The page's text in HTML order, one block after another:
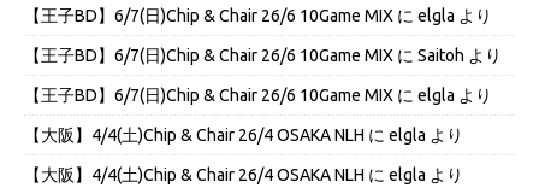
【王子BD】6/7(日)Chip & Chair 26/6 10Game MIX に elgla より
【王子BD】6/7(日)Chip & Chair 26/6 10Game MIX に Saitoh より
【王子BD】6/7(日)Chip & Chair 26/6 10Game MIX に elgla より
【大阪】4/4(土)Chip & Chair 26/4 OSAKA NLH に elgla より
【大阪】4/4(土)Chip & Chair 26/4 OSAKA NLH に elgla より